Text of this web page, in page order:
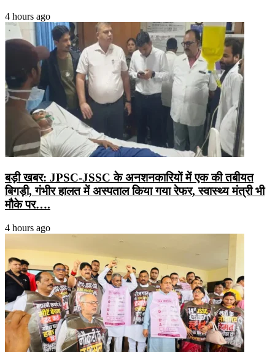
4 hours ago
बड़ी खबर: JPSC-JSSC के अनशनकारियों में एक की तबीयत
बिगड़ी, गंभीर हालत में अस्पताल किया गया रेफर, स्वास्थ्य मंत्री भी
मौके पर….
4 hours ago